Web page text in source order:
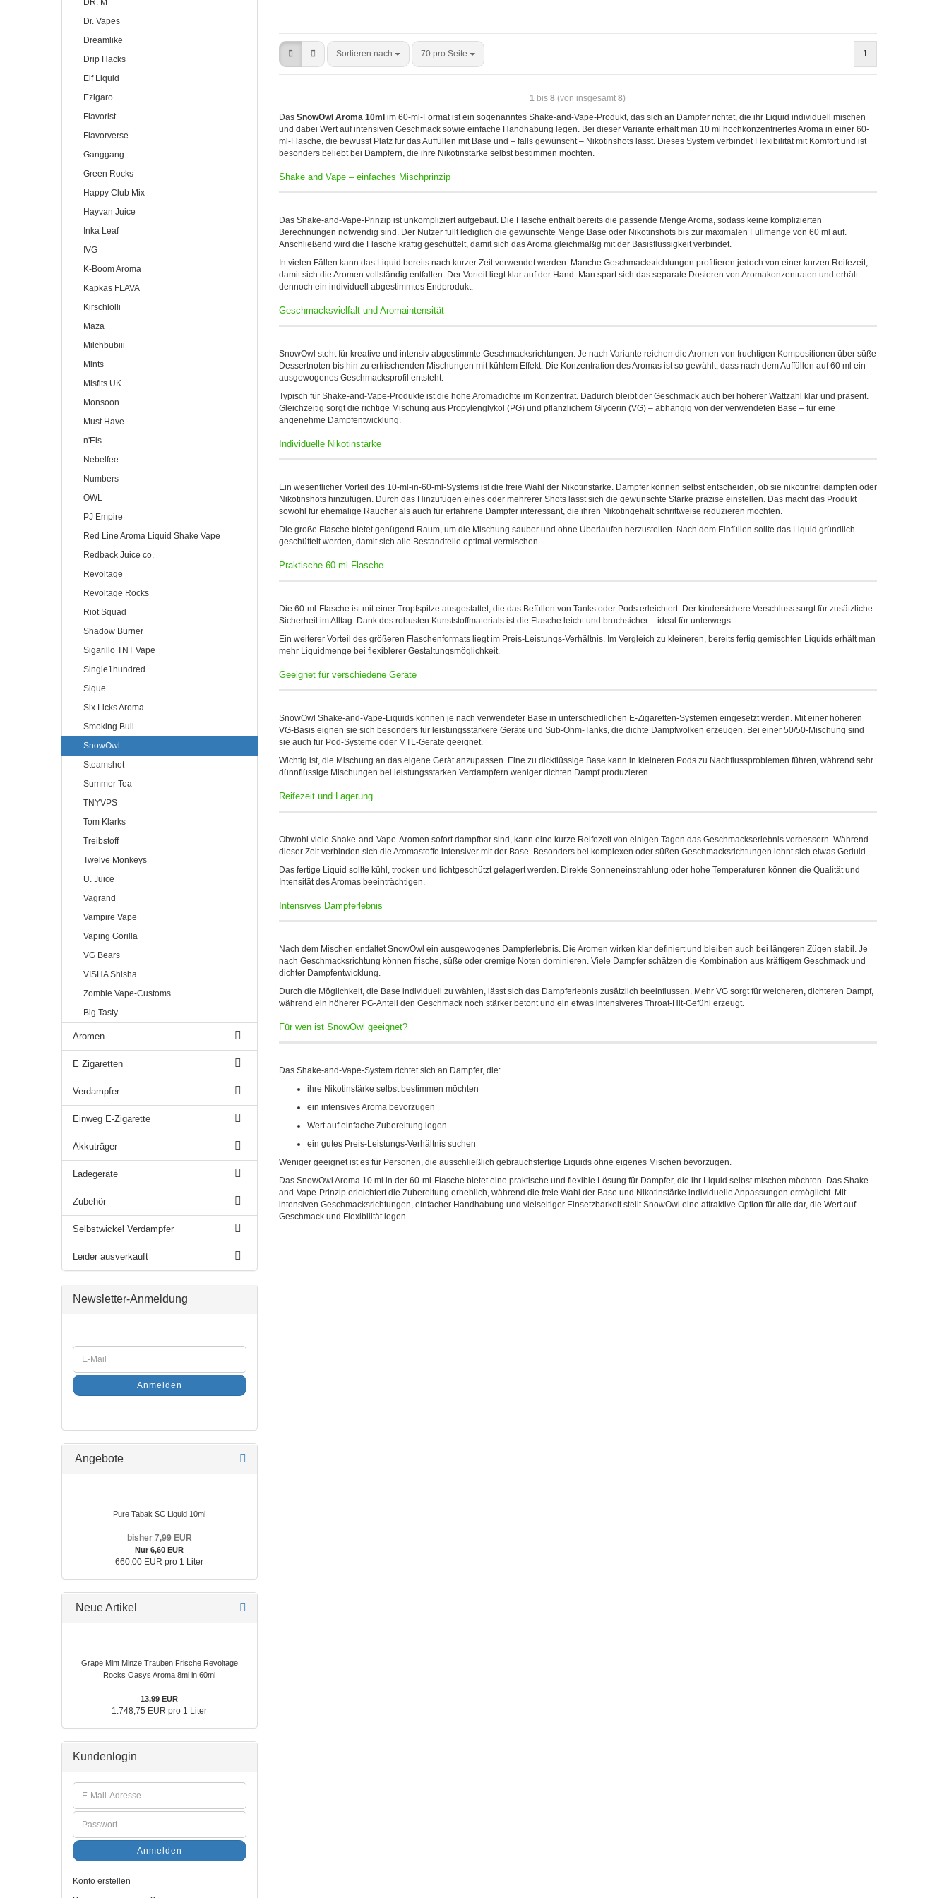
Sortieren nach 70 pro Seite 1
1 bis8 (von insgesamt8)
Das SnowOwl Aroma 10ml im 60-ml-Format ist ein sogenanntes Shake-and-Vape-Produkt, das sich an Dampfer richtet, die ihr Liquid individuell mischen
und dabei Wert auf intensiven Geschmack sowie einfache Handhabung legen. Bei dieser Variante erhält man 10 ml hochkonzentriertes Aroma in einer 60-
ml-Flasche, die bewusst Platz für das Auffüllen mit Base und – falls gewünscht – Nikotinshots lässt. Dieses System verbindet Flexibilität mit Komfort und ist
besonders beliebt bei Dampfern, die ihre Nikotinstärke selbst bestimmen möchten.
Shake and Vape – einfaches Mischprinzip
Das Shake-and-Vape-Prinzip ist unkompliziert aufgebaut. Die Flasche enthält bereits die passende Menge Aroma, sodass keine komplizierten
Berechnungen notwendig sind. Der Nutzer füllt lediglich die gewünschte Menge Base oder Nikotinshots bis zur maximalen Füllmenge von 60 ml auf.
Anschließend wird die Flasche kräftig geschüttelt, damit sich das Aroma gleichmäßig mit der Basisflüssigkeit verbindet.
In vielen Fällen kann das Liquid bereits nach kurzer Zeit verwendet werden. Manche Geschmacksrichtungen profitieren jedoch von einer kurzen Reifezeit,
damit sich die Aromen vollständig entfalten. Der Vorteil liegt klar auf der Hand: Man spart sich das separate Dosieren von Aromakonzentraten und erhält
dennoch ein individuell abgestimmtes Endprodukt.
Geschmacksvielfalt und Aromaintensität
SnowOwl steht für kreative und intensiv abgestimmte Geschmacksrichtungen. Je nach Variante reichen die Aromen von fruchtigen Kompositionen über süße
Dessertnoten bis hin zu erfrischenden Mischungen mit kühlem Effekt. Die Konzentration des Aromas ist so gewählt, dass nach dem Auffüllen auf 60 ml ein
ausgewogenes Geschmacksprofil entsteht.
Typisch für Shake-and-Vape-Produkte ist die hohe Aromadichte im Konzentrat. Dadurch bleibt der Geschmack auch bei höherer Wattzahl klar und präsent.
Gleichzeitig sorgt die richtige Mischung aus Propylenglykol (PG) und pflanzlichem Glycerin (VG) – abhängig von der verwendeten Base – für eine
angenehme Dampfentwicklung.
Individuelle Nikotinstärke
Ein wesentlicher Vorteil des 10-ml-in-60-ml-Systems ist die freie Wahl der Nikotinstärke. Dampfer können selbst entscheiden, ob sie nikotinfrei dampfen oder
Nikotinshots hinzufügen. Durch das Hinzufügen eines oder mehrerer Shots lässt sich die gewünschte Stärke präzise einstellen. Das macht das Produkt
sowohl für ehemalige Raucher als auch für erfahrene Dampfer interessant, die ihren Nikotingehalt schrittweise reduzieren möchten.
Die große Flasche bietet genügend Raum, um die Mischung sauber und ohne Überlaufen herzustellen. Nach dem Einfüllen sollte das Liquid gründlich
geschüttelt werden, damit sich alle Bestandteile optimal vermischen.
Praktische 60-ml-Flasche
Die 60-ml-Flasche ist mit einer Tropfspitze ausgestattet, die das Befüllen von Tanks oder Pods erleichtert. Der kindersichere Verschluss sorgt für zusätzliche
Sicherheit im Alltag. Dank des robusten Kunststoffmaterials ist die Flasche leicht und bruchsicher – ideal für unterwegs.
Ein weiterer Vorteil des größeren Flaschenformats liegt im Preis-Leistungs-Verhältnis. Im Vergleich zu kleineren, bereits fertig gemischten Liquids erhält man
mehr Liquidmenge bei flexiblerer Gestaltungsmöglichkeit.
Geeignet für verschiedene Geräte
SnowOwl Shake-and-Vape-Liquids können je nach verwendeter Base in unterschiedlichen E-Zigaretten-Systemen eingesetzt werden. Mit einer höheren
VG-Basis eignen sie sich besonders für leistungsstärkere Geräte und Sub-Ohm-Tanks, die dichte Dampfwolken erzeugen. Bei einer 50/50-Mischung sind
sie auch für Pod-Systeme oder MTL-Geräte geeignet.
Wichtig ist, die Mischung an das eigene Gerät anzupassen. Eine zu dickflüssige Base kann in kleineren Pods zu Nachflussproblemen führen, während sehr
dünnflüssige Mischungen bei leistungsstarken Verdampfern weniger dichten Dampf produzieren.
Reifezeit und Lagerung
Obwohl viele Shake-and-Vape-Aromen sofort dampfbar sind, kann eine kurze Reifezeit von einigen Tagen das Geschmackserlebnis verbessern. Während
dieser Zeit verbinden sich die Aromastoffe intensiver mit der Base. Besonders bei komplexen oder süßen Geschmacksrichtungen lohnt sich etwas Geduld.
Das fertige Liquid sollte kühl, trocken und lichtgeschützt gelagert werden. Direkte Sonneneinstrahlung oder hohe Temperaturen können die Qualität und
Intensität des Aromas beeinträchtigen.
Intensives Dampferlebnis
Nach dem Mischen entfaltet SnowOwl ein ausgewogenes Dampferlebnis. Die Aromen wirken klar definiert und bleiben auch bei längeren Zügen stabil. Je
nach Geschmacksrichtung können frische, süße oder cremige Noten dominieren. Viele Dampfer schätzen die Kombination aus kräftigem Geschmack und
dichter Dampfentwicklung.
Durch die Möglichkeit, die Base individuell zu wählen, lässt sich das Dampferlebnis zusätzlich beeinflussen. Mehr VG sorgt für weicheren, dichteren Dampf,
während ein höherer PG-Anteil den Geschmack noch stärker betont und ein etwas intensiveres Throat-Hit-Gefühl erzeugt.
Für wen ist SnowOwl geeignet?
Das Shake-and-Vape-System richtet sich an Dampfer, die:
ihre Nikotinstärke selbst bestimmen möchten
ein intensives Aroma bevorzugen
Wert auf einfache Zubereitung legen
ein gutes Preis-Leistungs-Verhältnis suchen
Weniger geeignet ist es für Personen, die ausschließlich gebrauchsfertige Liquids ohne eigenes Mischen bevorzugen.
Das SnowOwl Aroma 10 ml in der 60-ml-Flasche bietet eine praktische und flexible Lösung für Dampfer, die ihr Liquid selbst mischen möchten. Das Shake-
and-Vape-Prinzip erleichtert die Zubereitung erheblich, während die freie Wahl der Base und Nikotinstärke individuelle Anpassungen ermöglicht. Mit
intensiven Geschmacksrichtungen, einfacher Handhabung und vielseitiger Einsetzbarkeit stellt SnowOwl eine attraktive Option für alle dar, die Wert auf
Geschmack und Flexibilität legen.
DR. M
Dr. Vapes
Dreamlike
Drip Hacks
Elf Liquid
Ezigaro
Flavorist
Flavorverse
Ganggang
Green Rocks
Happy Club Mix
Hayvan Juice
Inka Leaf
IVG
K-Boom Aroma
Kapkas FLAVA
Kirschlolli
Maza
Milchbubiii
Mints
Misfits UK
Monsoon
Must Have
n'Eis
Nebelfee
Numbers
OWL
PJ Empire
Red Line Aroma Liquid Shake Vape
Redback Juice co.
Revoltage
Revoltage Rocks
Riot Squad
Shadow Burner
Sigarillo TNT Vape
Single1hundred
Sique
Six Licks Aroma
Smoking Bull
SnowOwl
Steamshot
Summer Tea
TNYVPS
Tom Klarks
Treibstoff
Twelve Monkeys
U. Juice
Vagrand
Vampire Vape
Vaping Gorilla
VG Bears
VISHA Shisha
Zombie Vape-Customs
Big Tasty
Aromen
E Zigaretten
Verdampfer
Einweg E-Zigarette
Akkuträger
Ladegeräte
Zubehör
Selbstwickel Verdampfer
Leider ausverkauft
Newsletter-Anmeldung
Anmelden
Angebote
Pure Tabak SC Liquid 10ml
bisher 7,99 EUR
Nur 6,60 EUR
660,00 EUR pro 1 Liter
Neue Artikel
Grape Mint Minze Trauben Frische Revoltage
Rocks Oasys Aroma 8ml in 60ml
13,99 EUR
1.748,75 EUR pro 1 Liter
Kundenlogin
Anmelden
Konto erstellen